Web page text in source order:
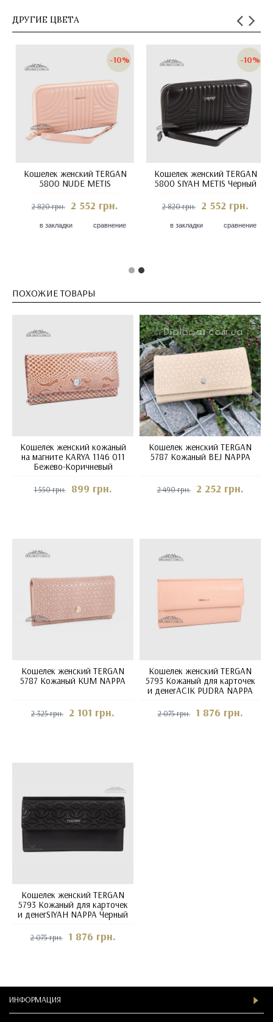
ДРУГИЕ ЦВЕТА
женский TERGAN
JEAN MAVI METIS
2 176 грн.
сравнение
Кошелек женский TERGAN
5800 KUM METIS
2 552 грн.
сравнение
ПОХОЖИЕ ТОВАРЫ
Кошелек женский кожаный
на магните KARYA 1146 011
Бежево-Коричневый
1 550 грн. 899 грн.
Кошелек женский TERGAN
5787 Кожаный BEJ NAPPA
2 490 грн. 2 252 грн.
Кошелек женский TERGAN
5787 Кожаный KUM NAPPA
2 325 грн. 2 101 грн.
Кошелек женский TERGAN
5793 Кожаный для карточек
и денегACIK PUDRA NAPPA
2 075 грн. 1 876 грн.
Кошелек женский TERGAN
5793 Кожаный для карточек
и денегSIYAH NAPPA Черный
2 075 грн. 1 876 грн.
ИНФОРМАЦИЯ